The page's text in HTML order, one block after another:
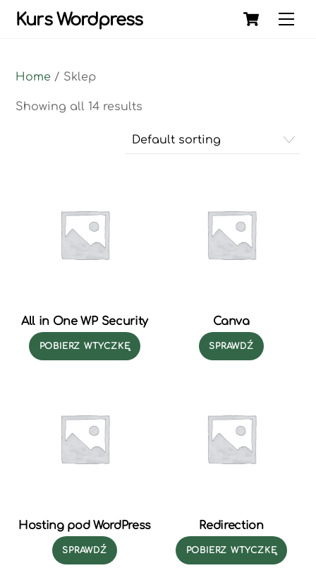
Skip
Cart
Kurs Wordpress
Home / Sklep
Showing all 14 results
All in One WP Security
POBIERZ WTYCZKĘ
Canva
SPRAWDŹ
Hosting pod WordPress
SPRAWDŹ
Redirection
POBIERZ WTYCZKĘ